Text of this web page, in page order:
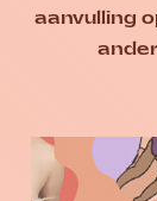
aanvulling